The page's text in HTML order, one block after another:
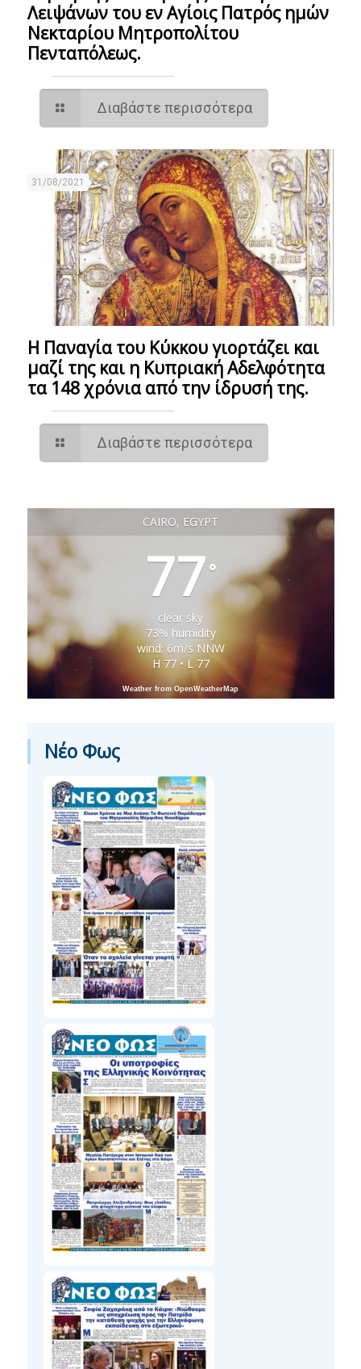
Λειψάνων του εν Αγίοις Πατρός ημών
Νεκταρίου Μητροπολίτου
Πενταπόλεως.
Διαβάστε περισσότερα
31/08/2021
Η Παναγία του Κύκκου γιορτάζει και
μαζί της και η Κυπριακή Αδελφότητα
τα 148 χρόνια από την ίδρυσή της.
Διαβάστε περισσότερα
CAIRO, EGYPT
77°
clear sky
73% humidity
wind: 6m/s NNW
H 77 • L 77
Weather from OpenWeatherMap
Νέο Φως